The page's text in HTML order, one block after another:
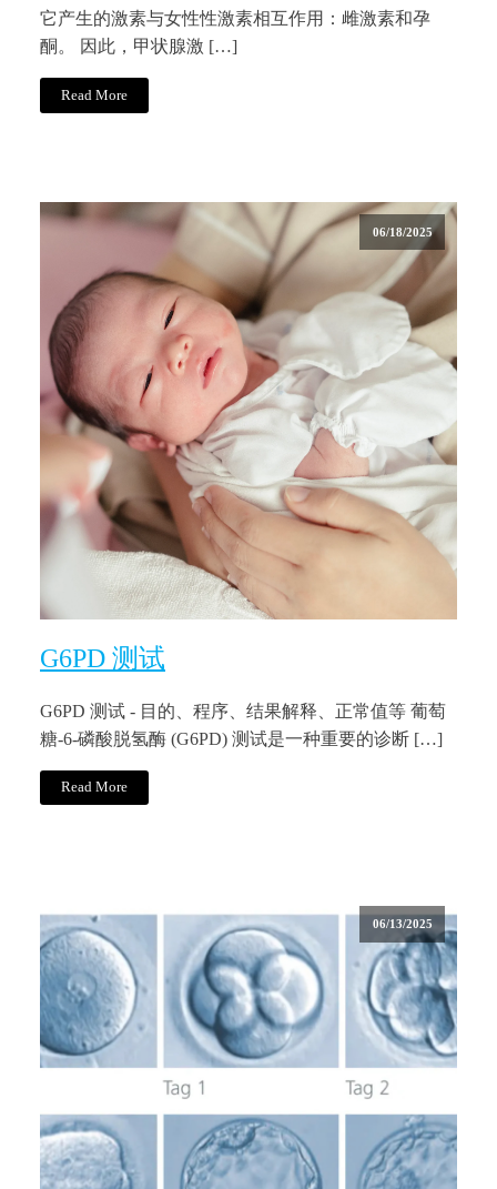
它产生的激素与女性性激素相互作用：雌激素和孕
酮。 因此，甲状腺激 […]
Read More
06/18/2025
G6PD 测试
G6PD 测试 - 目的、程序、结果解释、正常值等 葡萄
糖-6-磷酸脱氢酶 (G6PD) 测试是一种重要的诊断 […]
Read More
06/13/2025